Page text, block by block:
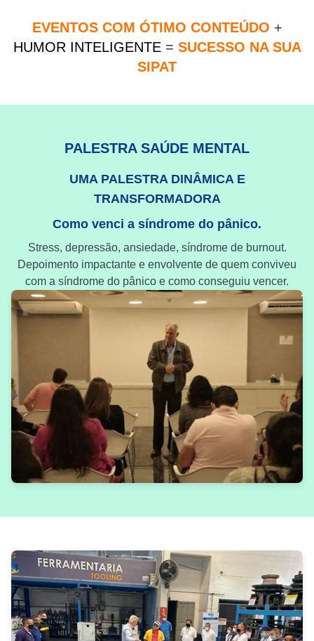
EVENTOS COM ÓTIMO CONTEÚDO +
HUMOR INTELIGENTE = SUCESSO NA SUA
SIPAT
PALESTRA SAÚDE MENTAL
UMA PALESTRA DINÂMICA E
TRANSFORMADORA
Como venci a síndrome do pânico.
Stress, depressão, ansiedade, síndrome de burnout.
Depoimento impactante e envolvente de quem conviveu
com a síndrome do pânico e como conseguiu vencer.